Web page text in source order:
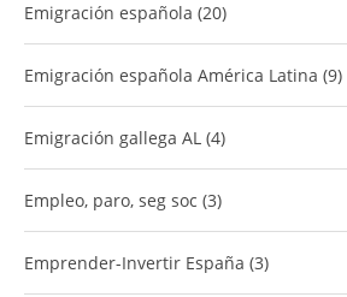
Emigración española (20)
Emigración española América Latina (9)
Emigración gallega AL (4)
empleo, paro, seg soc (3)
Emprender-Invertir España (3)